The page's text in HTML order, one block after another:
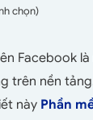
chọn)
Facebook
trên nền
này Phần